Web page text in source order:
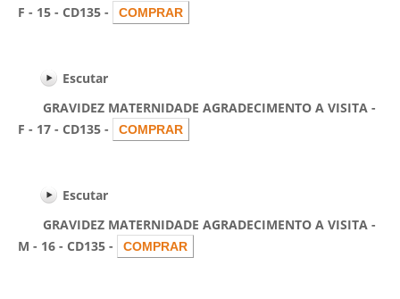
F - 15 - CD135 -
Escutar
GRAVIDEZ MATERNIDADE AGRADECIMENTO A VISITA -
F - 17 - CD135 -
Escutar
GRAVIDEZ MATERNIDADE AGRADECIMENTO A VISITA -
M - 16 - CD135 -